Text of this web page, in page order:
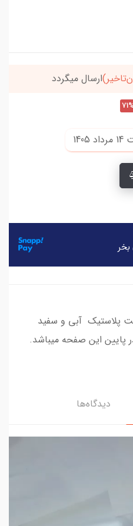
14 مرداد 1405
پلاستیک آبی و سفید
پایین این صفحه میباشد.
دیدگاه‌ها